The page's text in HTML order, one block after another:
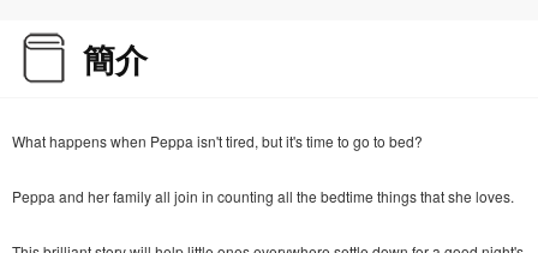
簡介
What happens when Peppa isn't tired, but it's time to go to bed?
Peppa and her family all join in counting all the bedtime things that she loves.